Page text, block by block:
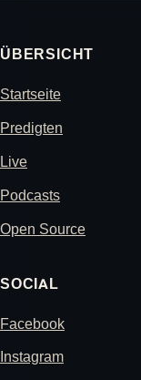
ÜBERSICHT
Startseite
Predigten
Live
Podcasts
Open Source
SOCIAL
Facebook
Instagram